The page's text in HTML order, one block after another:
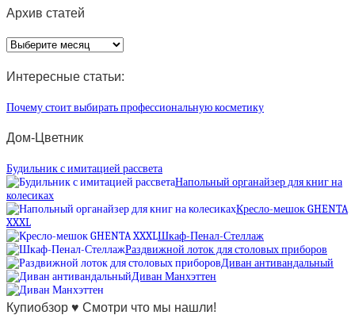
Архив статей
Архив
статей
Интересные статьи:
Почему стоит выбирать профессиональную косметику
Дом-Цветник
Будильник с имитацией рассвета
Напольный органайзер для книг на
колесиках
Кресло-мешок GHENTA
XXXL
Шкаф-Пенал-Стеллаж
Раздвижной лоток для столовых приборов
Диван антивандальный
Диван Манхэттен
Купиобзор ♥ Смотри что мы нашли!